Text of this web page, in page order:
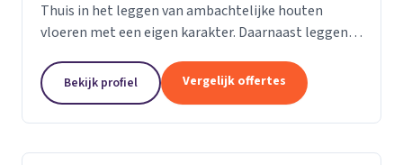
Thuis in het leggen van ambachtelijke houten
vloeren met een eigen karakter. Daarnaast leggen
soorten laminaat en PVC vloeren. Heeft u al een...
Bekijk profiel Vergelijk offertes